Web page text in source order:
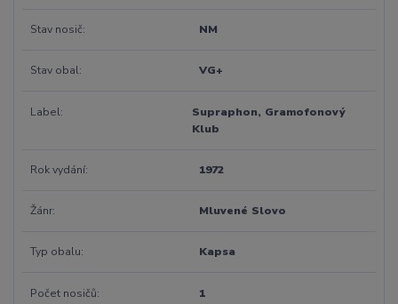
Stav nosič NM
Stav obal VG+
Label
Supraphon, Gramofonový
Klub
Rok vydání 1972
Žánr Mluvené Slovo
Typ obalu Kapsa
Počet nosičů 1